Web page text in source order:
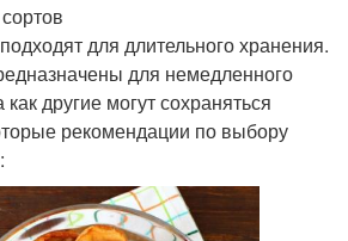
для длительного хранения.
для немедленного
другие могут сохраняться
рекомендации по выбору